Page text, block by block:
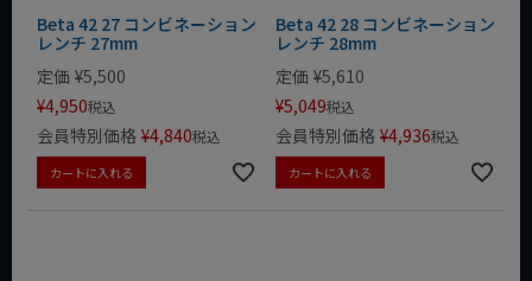
Beta 42 27 コンビネーション
レンチ 27mm
定価 ¥5,500
¥4,950税込
会員特別価格 ¥4,840税込
カートに入れる
Beta 42 28 コンビネーション
レンチ 28mm
定価 ¥5,610
¥5,049税込
会員特別価格 ¥4,936税込
カートに入れる